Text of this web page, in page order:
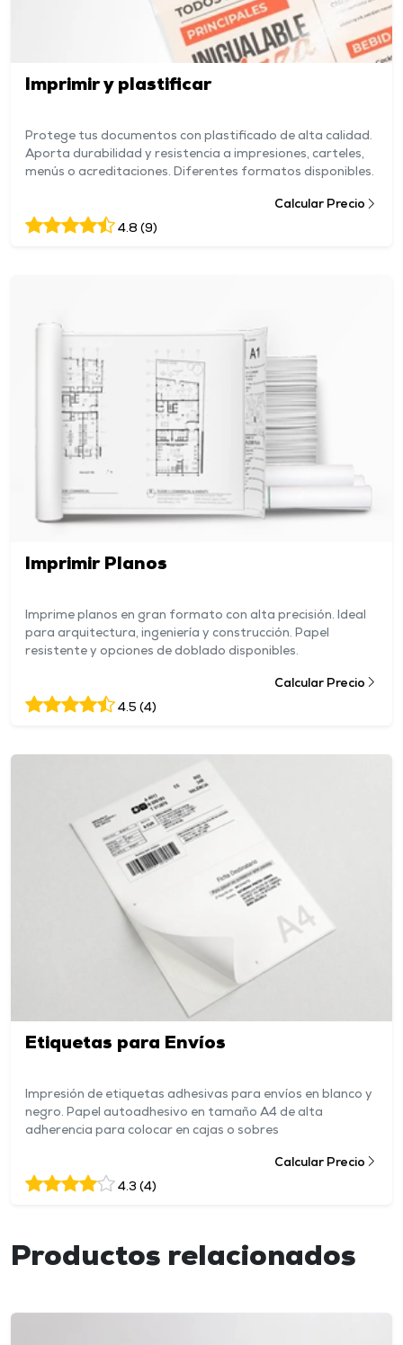
Imprimir y plastificar
Protege tus documentos con plastificado de alta calidad.
Aporta durabilidad y resistencia a impresiones, carteles,
menús o acreditaciones. Diferentes formatos disponibles.
Calcular Precio
4.8 (9)
Imprimir Planos
Imprime planos en gran formato con alta precisión. Ideal
para arquitectura, ingeniería y construcción. Papel
resistente y opciones de doblado disponibles.
Calcular Precio
4.5 (4)
Etiquetas para Envíos
Impresión de etiquetas adhesivas para envíos en blanco y
negro. Papel autoadhesivo en tamaño A4 de alta
adherencia para colocar en cajas o sobres
Calcular Precio
4.3 (4)
Productos relacionados